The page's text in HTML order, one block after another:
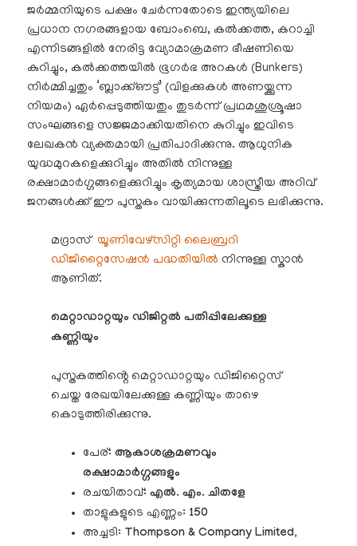
ജർമ്മനിയുടെ പക്ഷം ചേർന്നതോടെ ഇന്ത്യയിലെ
പ്രധാന നഗരങ്ങളായ ബോംബെ, കൽക്കത്ത, കറാച്ചി
എന്നിടങ്ങളിൽ നേരിട്ട വ്യോമാക്രമണ ഭീഷണിയെ
കുറിച്ചും, കൽക്കത്തയിൽ ഭൂഗർഭ അറകൾ (Bunkers)
നിർമ്മിച്ചതും ‘ബ്ലാക്ക്ഔട്ട്’ (വിളക്കുകൾ അണയ്ക്കുന്ന
നിയമം) ഏർപ്പെടുത്തിയതും തുടർന്ന് പ്രഥമശുശ്രൂഷാ
സംഘങ്ങളെ സജ്ജമാക്കിയതിനെ കുറിച്ചും ഇവിടെ
ലേഖകൻ വ്യക്തമായി പ്രതിപാദിക്കുന്നു. ആധുനിക
യുദ്ധമുറകളെക്കുറിച്ചും അതിൽ നിന്നുള്ള
രക്ഷാമാർഗ്ഗങ്ങളെക്കുറിച്ചും കൃത്യമായ ശാസ്ത്രീയ അറിവ്
ജനങ്ങൾക്ക് ഈ പുസ്തകം വായിക്കുന്നതിലൂടെ ലഭിക്കുന്നു.
മദ്രാസ് യൂണിവേഴ്സിറ്റി ലൈബ്രറി
ഡിജിറ്റൈസേഷൻ പദ്ധതിയിൽ നിന്നുള്ള സ്കാൻ
ആണിത്.
മെറ്റാഡാറ്റയും ഡിജിറ്റൽ പതിപ്പിലേക്കുള്ള
കണ്ണിയും
പുസ്തകത്തിൻ്റെ മെറ്റാഡാറ്റയും ഡിജിറ്റൈസ്
ചെയ്ത രേഖയിലേക്കുള്ള കണ്ണിയും താഴെ
കൊടുത്തിരിക്കുന്നു.
പേര്: ആകാശക്രമണവും
രക്ഷാമാർഗ്ഗങ്ങളും
രചയിതാവ്: എൽ. എം. ചിതളേ
താളുകളുടെ എണ്ണം: 150
അച്ചടി: Thompson & Company Limited,